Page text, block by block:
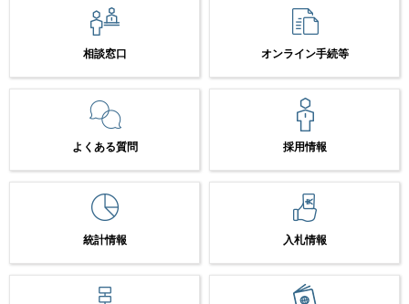
相談窓口 オンライン手続等
よくある質問 採用情報
統計情報 入札情報